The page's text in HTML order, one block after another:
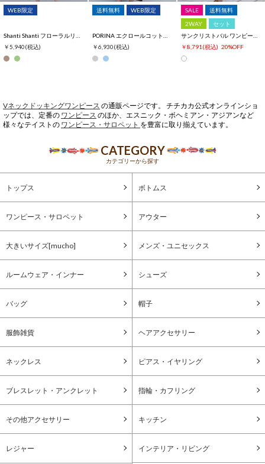
WEB限定
￥5,940(税込)
送料無料 WEB限定
￥6,930(税込)
SALE
送料無料
2WAY
セット
￥8,791 (税込) 20%OFF
Vネックドッキングワンピース の通販ページです。 チチカカ公式オンラインショ
ップでは、定番の ワンピース のほか、エスニック・ボヘミアン・アジアンなど
様々なテイストの ワンピース・サロペット を豊富に取り揃えています。
CATEGORY
カテゴリーから探す
トップス ボトムス
ワンピース・サロペット アウター
大きいサイズ[mucho] メンズ・ユニセックス
ルームウェア・インナー シューズ
バッグ 帽子
服飾雑貨 ヘアアクセサリー
ネックレス ピアス・イヤリング
ブレスレット・アンクレット 指輪・カフリング
その他アクセサリー キッチン
レジャー インテリア・リビング